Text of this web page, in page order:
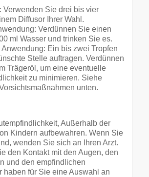
Verwenden Sie drei bis vier
Diffusor Ihrer Wahl.
Verdünnen Sie einen
ml Wasser und trinken Sie es.
Anwendung: Ein bis zwei Tropfen
Stelle auftragen. Verdünnen
Trägeröl, um eine eventuelle
zu minimieren. Siehe
unten.
Außerhalb der
Kindern aufbewahren. Wenn Sie
wenden Sie sich an Ihren Arzt.
den Kontakt mit den Augen, den
und den empfindlichen
haben für Sie eine Auswahl an